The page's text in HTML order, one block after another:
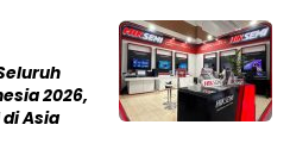
2026,
Asia